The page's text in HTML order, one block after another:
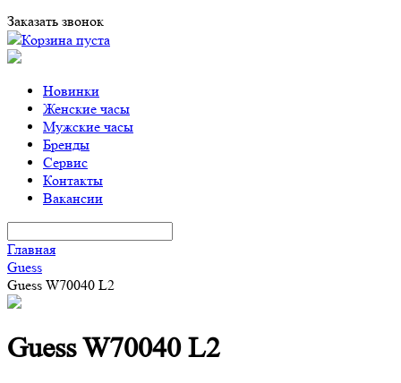
Заказать звонок
Корзина пуста
Новинки
Женские часы
Мужские часы
Бренды
Сервис
Контакты
Вакансии
Главная
Guess
Guess W70040 L2
Guess W70040 L2